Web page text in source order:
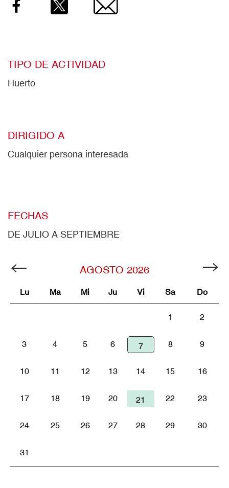
Facebook Twitter Email
TIPO DE ACTIVIDAD
Huerto
DIRIGIDO A
Cualquier persona interesada
FECHAS
DE JULIO A SEPTIEMBRE
AGOSTO 2026
Lu Ma Mi Ju Vi Sa Do
1 2
3 4 5 6 7 8 9
10 11 12 13 14 15 16
17 18 19 20 21 22 23
24 25 26 27 28 29 30
31